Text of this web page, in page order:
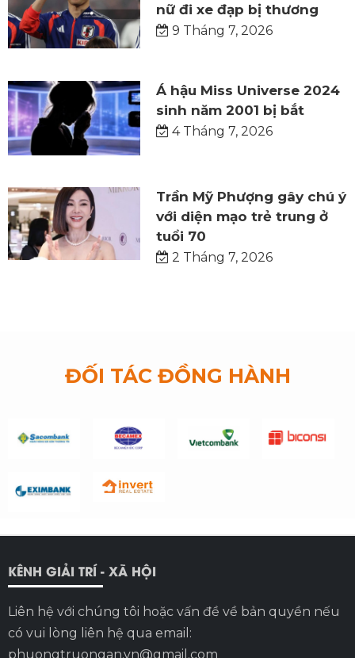
nữ đi xe đạp bị thương
9 Tháng 7, 2026
Á hậu Miss Universe 2024
sinh năm 2001 bị bắt
4 Tháng 7, 2026
Trần Mỹ Phượng gây chú ý
với diện mạo trẻ trung ở
tuổi 70
2 Tháng 7, 2026
ĐỐI TÁC ĐỒNG HÀNH
KÊNH GIẢI TRÍ - XÃ HỘI
Liên hệ với chúng tôi hoặc vấn đề về bản quyền nếu
có vui lòng liên hệ qua email:
phuongtruongan.vn@gmail.com